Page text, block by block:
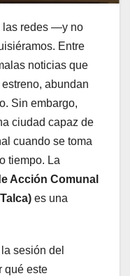
las redes —y no
Entre
noticias que
abundan
Sin embargo,
ciudad capaz de
cuando se toma
tiempo. La
Acción Comunal
es una
sesión del
qué este